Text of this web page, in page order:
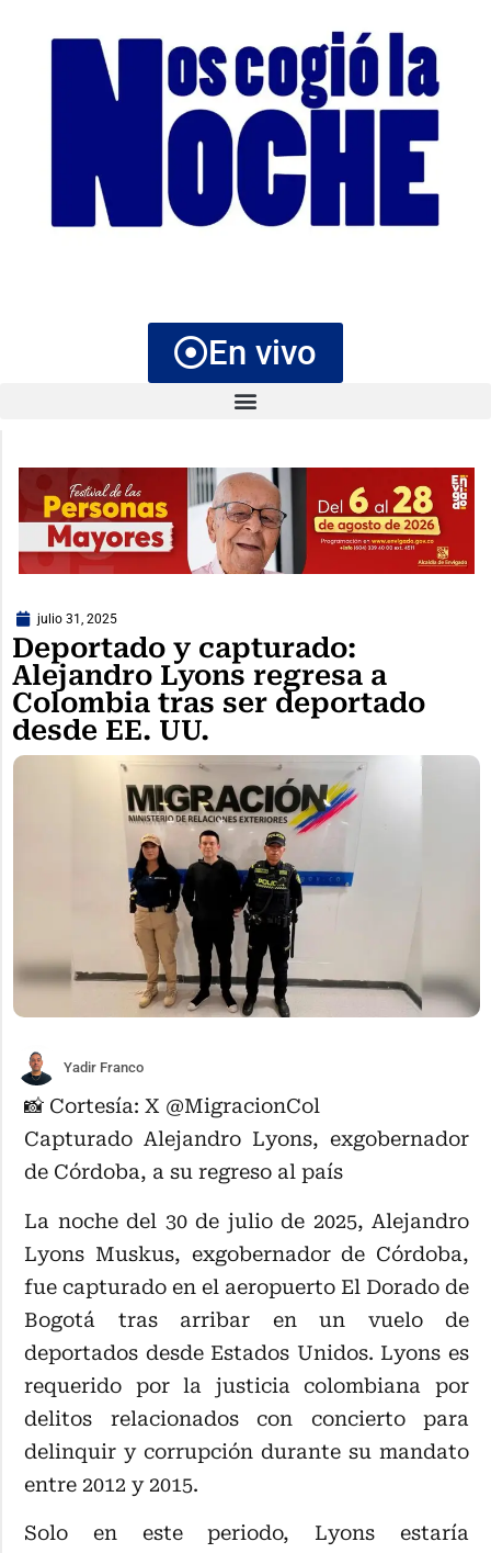
En vivo
julio 31, 2025
Deportado y capturado:
Alejandro Lyons regresa a
Colombia tras ser deportado
desde EE. UU.
Yadir Franco
📸 Cortesía: X @MigracionCol
Capturado Alejandro Lyons, exgobernador
de Córdoba, a su regreso al país
La noche del 30 de julio de 2025, Alejandro
Lyons Muskus, exgobernador de Córdoba,
fue capturado en el aeropuerto El Dorado de
Bogotá tras arribar en un vuelo de
deportados desde Estados Unidos. Lyons es
requerido por la justicia colombiana por
delitos relacionados con concierto para
delinquir y corrupción durante su mandato
entre 2012 y 2015.
Solo en este periodo, Lyons estaría